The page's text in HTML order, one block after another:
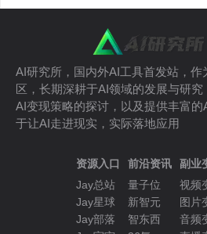
AI研究所，国内外AI工具首发站，作
区，长期深耕于AI领域的发展与研究
AI变现策略的探讨，以及提供丰富
于让AI走进现实，实际落地应用
资源入口
Jay总站
Jay星球
Jay部落
前沿资讯
量子位
新智元
智东西
副业
视频
图片
音频